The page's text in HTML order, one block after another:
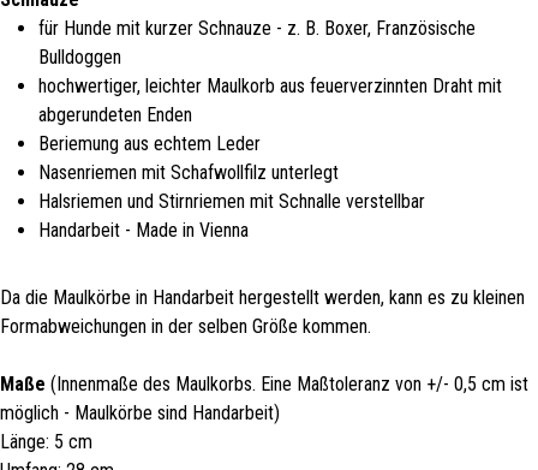
für Hunde mit kurzer Schnauze - z. B. Boxer, Französische
Bulldoggen
hochwertiger, leichter Maulkorb aus feuerverzinnten Draht mit
abgerundeten Enden
Beriemung aus echtem Leder
Nasenriemen mit Schafwollfilz unterlegt
Halsriemen und Stirnriemen mit Schnalle verstellbar
Handarbeit - Made in Vienna
Da die Maulkörbe in Handarbeit hergestellt werden, kann es zu kleinen
Formabweichungen in der selben Größe kommen.
Maße (Innenmaße des Maulkorbs. Eine Maßtoleranz von +/- 0,5 cm ist
möglich - Maulkörbe sind Handarbeit)
Länge: 5 cm